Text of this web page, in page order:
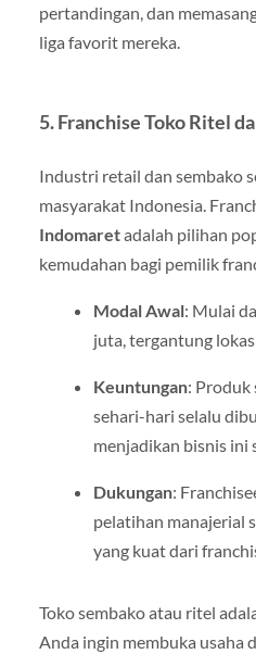
pertandingan, dan
liga favorit mereka.
5.Franchise Toko Ritel
Industri retail dan sembako
masyarakat Indonesia.
Indomaretadalah pilihan
kemudahan bagi pemilik
Modal Awal: Mulai
juta, tergantung
Keuntungan: Produk
sehari-hari selalu
menjadikan bisnis ini
Dukungan:
pelatihan manajerial
yang kuat dari
Toko sembako atau ritel
Anda ingin membuka usaha